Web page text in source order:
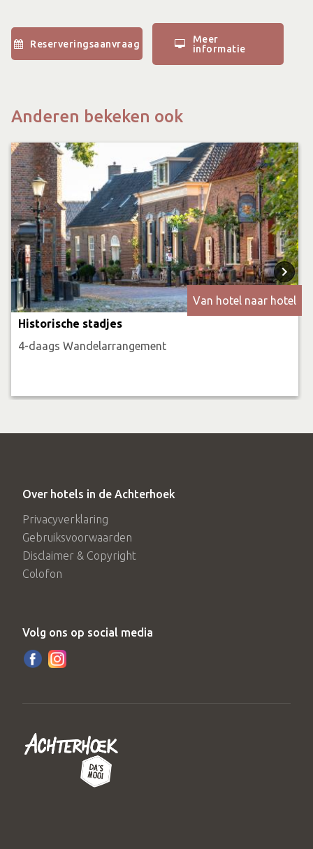
Reserveringsaanvraag
Meer
informatie
Anderen bekeken ook
Van hotel naar hotel
Historische stadjes
4-daags Wandelarrangement
Over hotels in de Achterhoek
Privacyverklaring
Gebruiksvoorwaarden
Disclaimer & Copyright
Colofon
Volg ons op social media